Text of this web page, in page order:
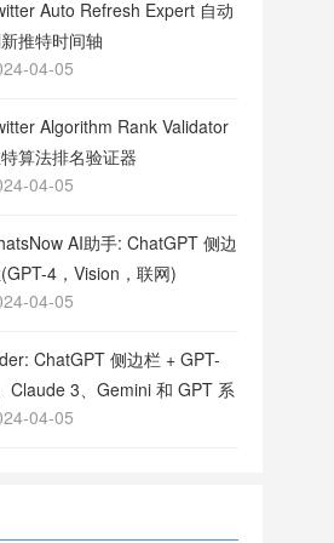
Auto Refresh Expert 自动
推特时间轴
04-05
Algorithm Rank Validator
算法排名验证器
04-05
AI助手: ChatGPT 侧边
4，Vision，联网)
04-05
ChatGPT 侧边栏 + GPT-
Claude 3、Gemini 和 GPT 系
04-05